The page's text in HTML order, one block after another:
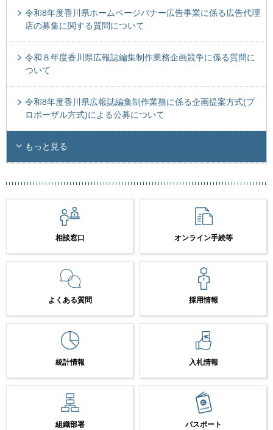
令和8年度香川県ホームページバナー広告事業に係る広告代理
店の募集に関する質問について
令和８年度香川県広報誌編集制作業務企画競争に係る質問に
ついて
令和8年度香川県広報誌編集制作業務に係る企画提案方式(プ
ロポーザル方式)による公募について
もっと見る
相談窓口 オンライン手続等
よくある質問 採用情報
統計情報 入札情報
組織部署 パスポート